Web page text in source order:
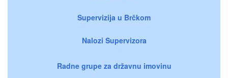
Supervizija u Brčkom
Nalozi Supervizora
Radne grupe za državnu imovinu